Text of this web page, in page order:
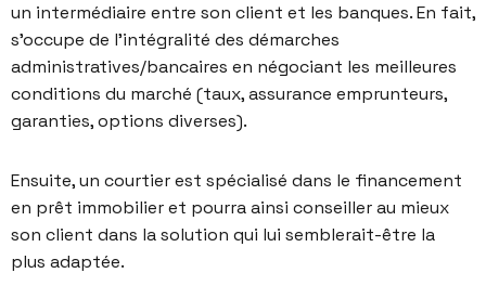
un intermédiaire entre son client et les banques. En fait,
s’occupe de l’intégralité des démarches
administratives/bancaires en négociant les meilleures
conditions du marché (taux, assurance emprunteurs,
garanties, options diverses).
Ensuite, un courtier est spécialisé dans le financement
en prêt immobilier et pourra ainsi conseiller au mieux
son client dans la solution qui lui semblerait-être la
plus adaptée.